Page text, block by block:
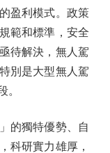
盈利模式。政策
範和標準，安全
待解決，無人駕
別是大型無人駕
。
的獨特優勢、自
科研實力雄厚，